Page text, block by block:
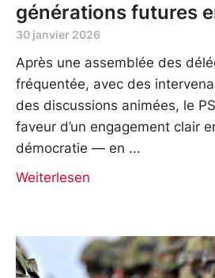
générations futures
30 janvier 2026
Après une assemblée des
fréquentée, avec des
des discussions animées, le
faveur d’un engagement clair
démocratie — en
Weiterlesen